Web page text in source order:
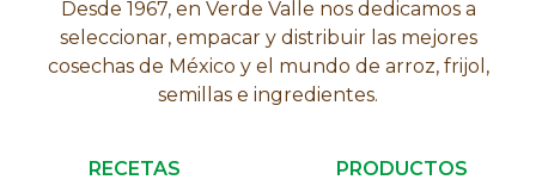
Desde 1967, en Verde Valle nos dedicamos a
seleccionar, empacar y distribuir las mejores
cosechas de México y el mundo de arroz, frijol,
semillas e ingredientes.
RECETAS
PRODUCTOS